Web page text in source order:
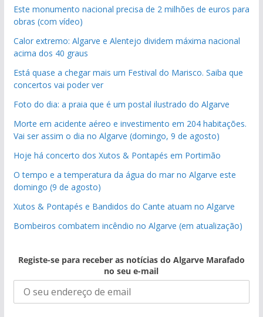
Este monumento nacional precisa de 2 milhões de euros para
obras (com vídeo)
Calor extremo: Algarve e Alentejo dividem máxima nacional
acima dos 40 graus
Está quase a chegar mais um Festival do Marisco. Saiba que
concertos vai poder ver
Foto do dia: a praia que é um postal ilustrado do Algarve
Morte em acidente aéreo e investimento em 204 habitações.
Vai ser assim o dia no Algarve (domingo, 9 de agosto)
Hoje há concerto dos Xutos & Pontapés em Portimão
O tempo e a temperatura da água do mar no Algarve este
domingo (9 de agosto)
Xutos & Pontapés e Bandidos do Cante atuam no Algarve
Bombeiros combatem incêndio no Algarve (em atualização)
Registe-se para receber as notícias do Algarve Marafado
no seu e-mail